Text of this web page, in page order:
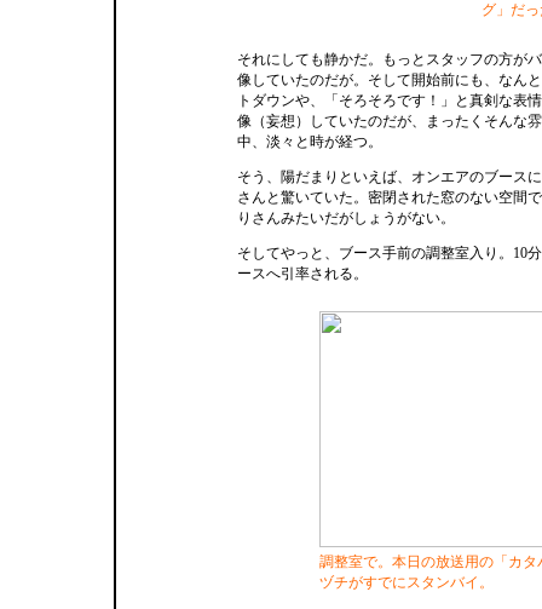
グ」だ
それにしても静かだ。もっとスタッフの方が
像していたのだが。そして開始前にも、なん
トダウンや、「そろそろです！」と真剣な表
像（妄想）していたのだが、まったくそんな
中、淡々と時が経つ。
そう、陽だまりといえば、オンエアのブース
さんと驚いていた。密閉された窓のない空間
りさんみたいだがしょうがない。
そしてやっと、ブース手前の調整室入り。10
ースへ引率される。
調整室で。本日の放送用の「カタ
ヅチがすでにスタンバイ。